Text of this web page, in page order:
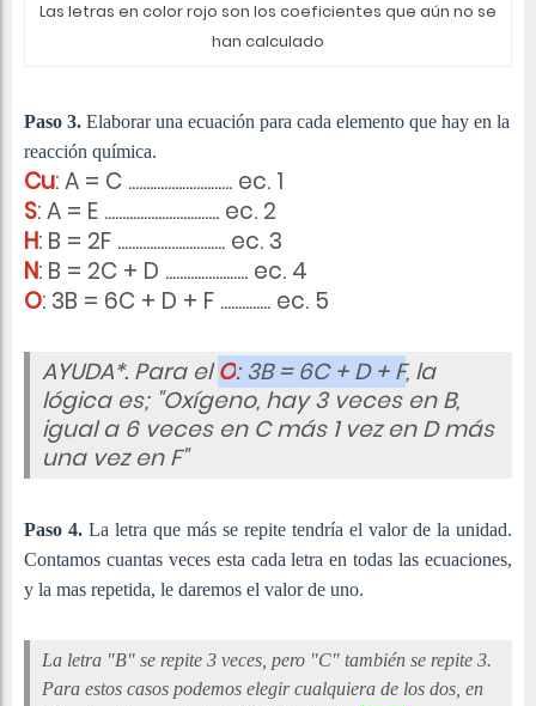
Las letras en color rojo son los coeficientes que aún no se
han calculado
Paso 3. Elaborar una ecuación para cada elemento que hay en la
reacción química.
Cu: A = C ............................. ec. 1
S: A = E ................................ ec. 2
H: B = 2F .............................. ec. 3
N: B = 2C + D ....................... ec. 4
O: 3B = 6C + D + F .............. ec. 5
AYUDA*. Para elO: 3B = 6C + D + F, la
lógica es; "Oxígeno, hay 3 veces en B,
igual a 6 veces en C más 1 vez en D más
una vez en F"
Paso 4. La letra que más se repite tendría el valor de la unidad.
Contamos cuantas veces esta cada letra en todas las ecuaciones,
y la mas repetida, le daremos el valor de uno.
La letra "B" se repite 3 veces, pero "C" también se repite 3.
Para estos casos podemos elegir cualquiera de los dos, en